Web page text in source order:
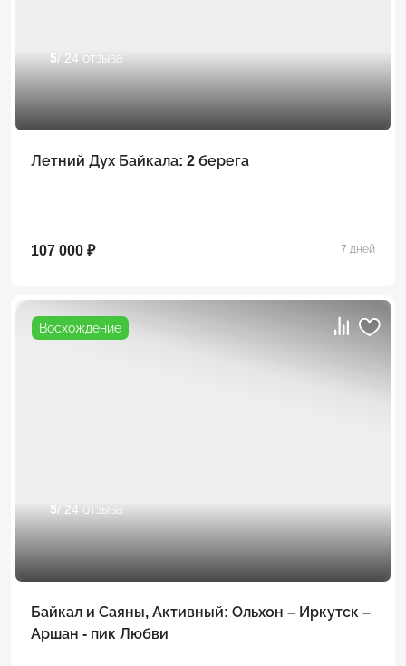
5/ 24 отзыва
Летний Дух Байкала: 2 берега
107 000 ₽ 7 дней
Восхождение
5/ 24 отзыва
Байкал и Саяны, Активный: Ольхон – Иркутск –
Аршан - пик Любви